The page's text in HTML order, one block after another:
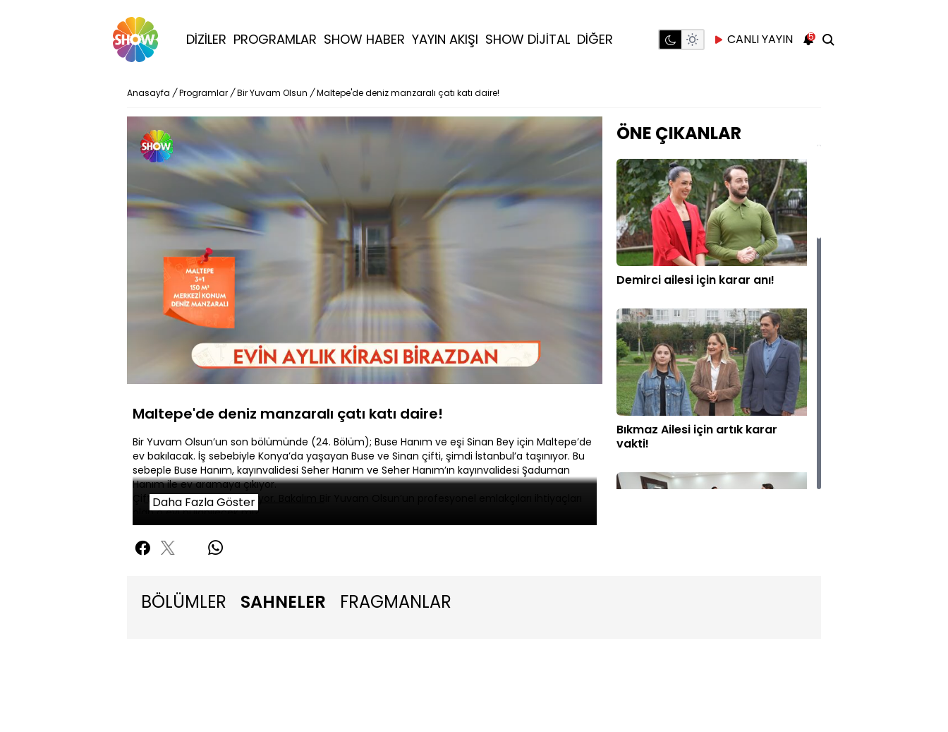
DİZİLER PROGRAMLAR SHOW HABER YAYIN AKIŞI SHOW DİJİTAL DİĞER CANLI YAYIN 5
Anasayfa / Programlar / Bir Yuvam Olsun / Maltepe'de deniz manzaralı çatı katı daire!
Sessiz
Maltepe'de deniz manzaralı çatı katı daire!
Bir Yuvam Olsun’un son bölümünde (24. Bölüm); Buse Hanım ve eşi Sinan Bey için Maltepe’de
ev bakılacak. İş sebebiyle Konya’da yaşayan Buse ve Sinan çifti, şimdi İstanbul’a taşınıyor. Bu
sebeple Buse Hanım, kayınvalidesi Seher Hanım ve Seher Hanım’ın kayınvalidesi Şaduman
Hanım ile ev aramaya çıkıyor.
Çift, Maltepe’de 3+1 ev arıyor. Bakalım Bir Yuvam Olsun’un profesyonel emlakçıları ihtiyaçları
olan o evi bulabilecek mi?
Daha Fazla Göster
ÖNE ÇIKANLAR
Demirci ailesi için karar anı!
Bıkmaz Ailesi için artık karar
vakti!
BÖLÜMLER SAHNELER FRAGMANLAR